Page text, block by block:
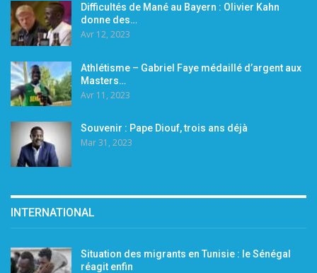
Difficultés de Mané au Bayern : Olivier Kahn
donne des…
Avr 12, 2023
Athlétisme – Gabriel Faye médaillé d’argent aux
Masters…
Avr 11, 2023
Souvenir : Pape Diouf, trois ans déjà
Mar 31, 2023
INTERNATIONAL
Situation des migrants en Tunisie : le Sénégal
réagit enfin